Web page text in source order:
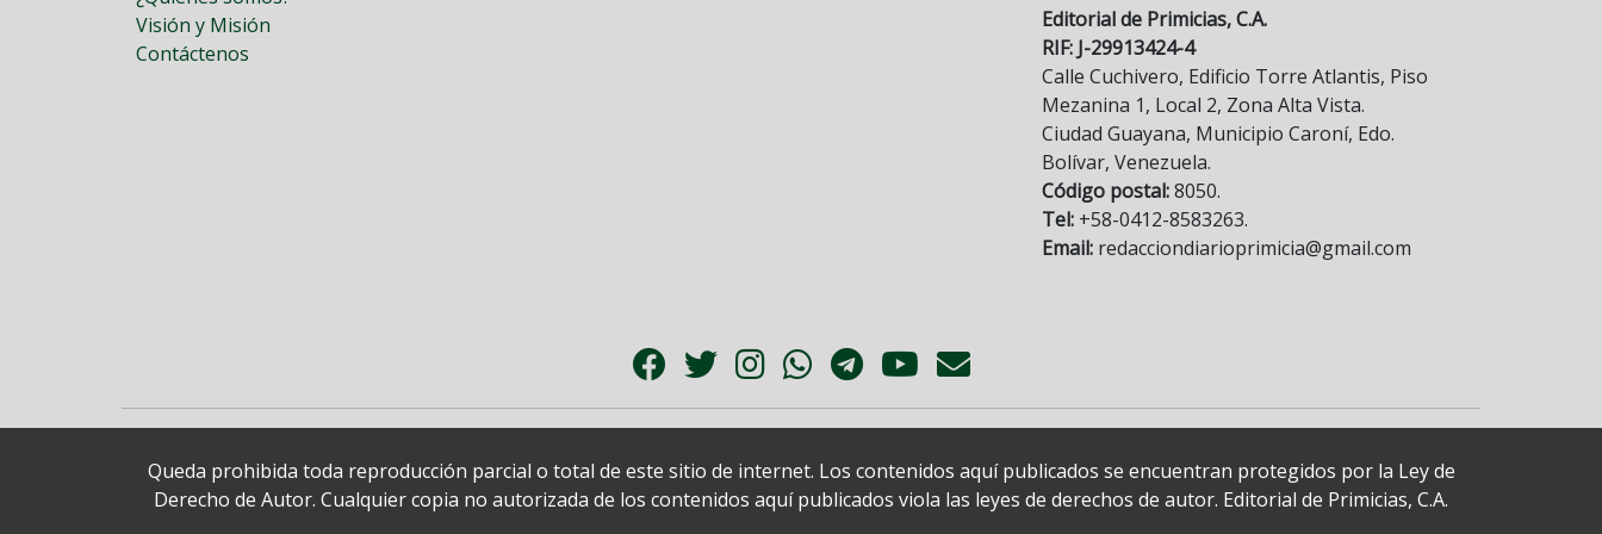
Visión y Misión
Contáctenos
Editorial de Primicias, C.A.
RIF: J-29913424-4
Calle Cuchivero, Edificio Torre Atlantis, Piso
Mezanina 1, Local 2, Zona Alta Vista.
Ciudad Guayana, Municipio Caroní, Edo.
Bolívar, Venezuela.
Código postal:8050.
Tel: +58-0412-8583263.
Email: redacciondiarioprimicia@gmail.com
Queda prohibida toda reproducción parcial o total de este sitio de internet. Los contenidos aquí publicados se encuentran protegidos por la Ley de
Derecho de Autor. Cualquier copia no autorizada de los contenidos aquí publicados viola las leyes de derechos de autor. Editorial de Primicias, C.A.